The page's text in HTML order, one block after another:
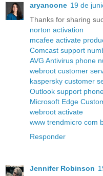
aryanoone 19 de
Thanks for sharing
norton activation
mcafee activate
Comcast support
AVG Antivirus phone
webroot customer
kaspersky customer
Outlook support
Microsoft Edge
webroot activate
www trendmicro com
Responder
Jennifer Robinson